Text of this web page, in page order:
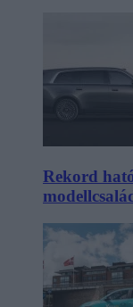
Rekord